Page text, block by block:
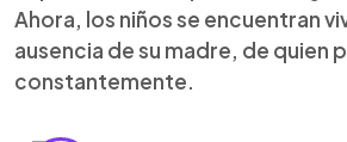
Ahora, los niños se encuentran
ausencia de su madre, de quien
constantemente.